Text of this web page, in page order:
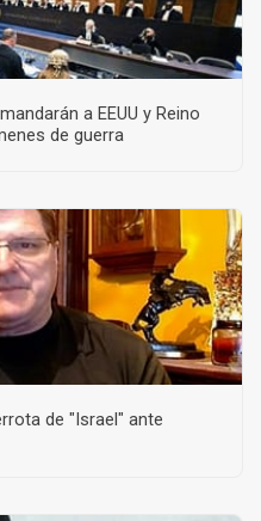
a EEUU y Reino
de guerra
de "Israel" ante